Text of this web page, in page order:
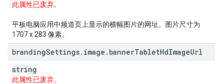
此属性已废弃。
平板电脑应用中频道页上显示的横幅图片的网址。图片尺寸为
1707 x 283 像素。
brandingSettings. image . bannerTabletHdImageUrl
string
此属性已废弃。